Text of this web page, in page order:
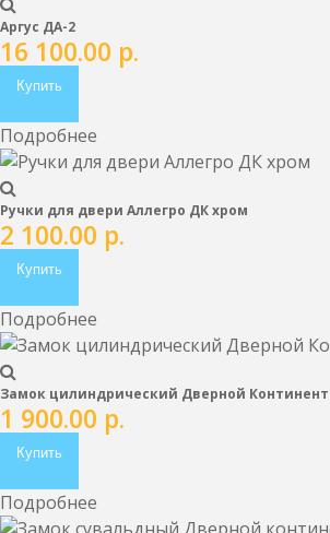
Аргус ДА-2
16 100.00 р.
Купить
Подробнее
Ручки для двери Аллегро ДК хром
2 100.00 р.
Купить
Подробнее
Замок цилиндрический Дверной Континент
1 900.00 р.
Купить
Подробнее